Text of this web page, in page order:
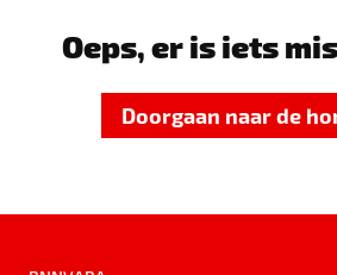
Oeps, er is iets
Doorgaan naar de